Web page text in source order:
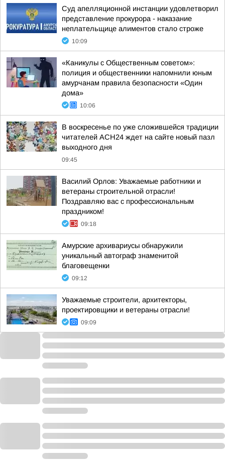
Суд апелляционной инстанции удовлетворил
представление прокурора - наказание
неплательщице алиментов стало строже
10:09
«Каникулы с Общественным советом»:
полиция и общественники напомнили юным
амурчанам правила безопасности «Один
дома»
10:06
В воскресенье по уже сложившейся традиции
читателей АСН24 ждет на сайте новый пазл
выходного дня
09:45
Василий Орлов: Уважаемые работники и
ветераны строительной отрасли!
Поздравляю вас с профессиональным
праздником!
09:18
Амурские архивариусы обнаружили
уникальный автограф знаменитой
благовещенки
09:12
Уважаемые строители, архитекторы,
проектировщики и ветераны отрасли!
09:09